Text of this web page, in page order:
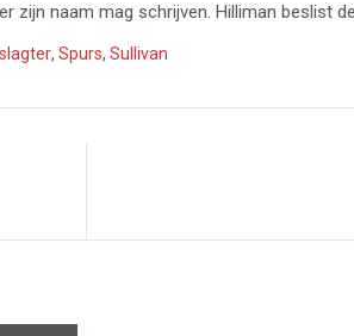
naam mag schrijven. Hilliman beslist
slagter, Spurs, Sullivan